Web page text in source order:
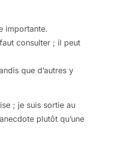
importante.
consulter ; il peut
que d’autres y
; je suis sortie au
plutôt qu’une